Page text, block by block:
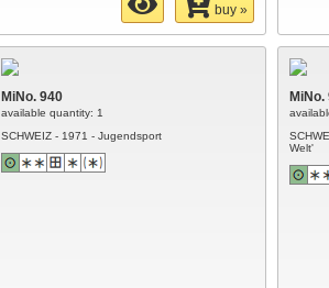
buy »
MiNo. 940
available quantity: 1
SCHWEIZ - 1971 - Jugendsport
MiNo.
Welt'